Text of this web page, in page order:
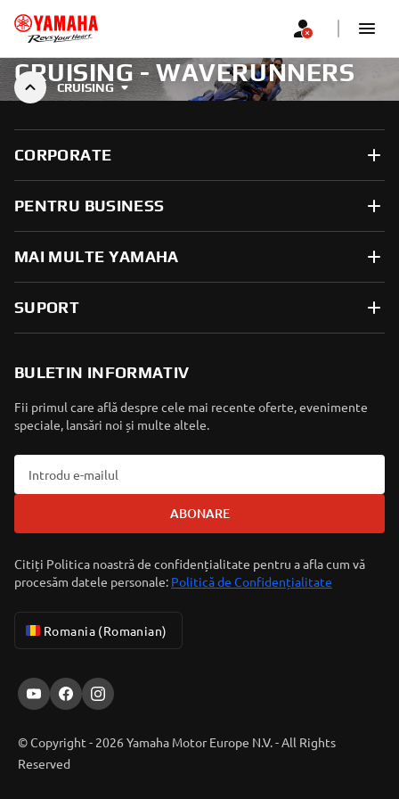
CRUISING
CRUISING - WAVERUNNERS
CORPORATE
PENTRU BUSINESS
MAI MULTE YAMAHA
SUPORT
BULETIN INFORMATIV
Fii primul care află despre cele mai recente oferte, evenimente
speciale, lansări noi și multe altele.
ABONARE
Citiți Politica noastră de confidențialitate pentru a afla cum vă
procesăm datele personale: Politică de Confidențialitate
Romania (Romanian)
© Copyright - 2026 Yamaha Motor Europe N.V. - All Rights
Reserved